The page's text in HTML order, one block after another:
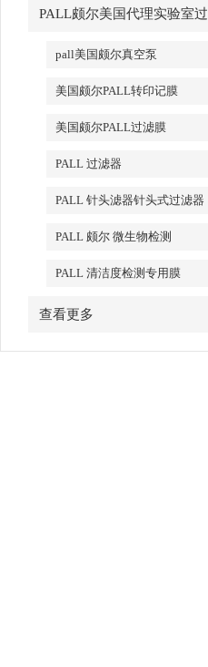
PALL颇尔美国代理实验室过
滤产品pall美国颇尔真空泵
美国颇尔PALL转印记膜
美国颇尔PALL过滤膜
PALL 过滤器
PALL 针头滤器针头式过滤器
PALL 颇尔 微生物检测
PALL 清洁度检测专用膜
查看更多